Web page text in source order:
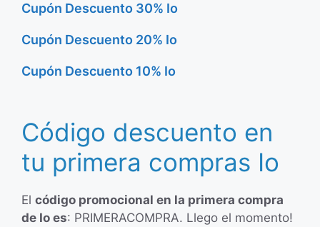
Cupón Descuento 30% Io
Cupón Descuento 20% Io
Cupón Descuento 10% Io
Código descuento en
tu primera compras Io
El código promocional en la primera compra
de Io es: PRIMERACOMPRA. Llego el momento!